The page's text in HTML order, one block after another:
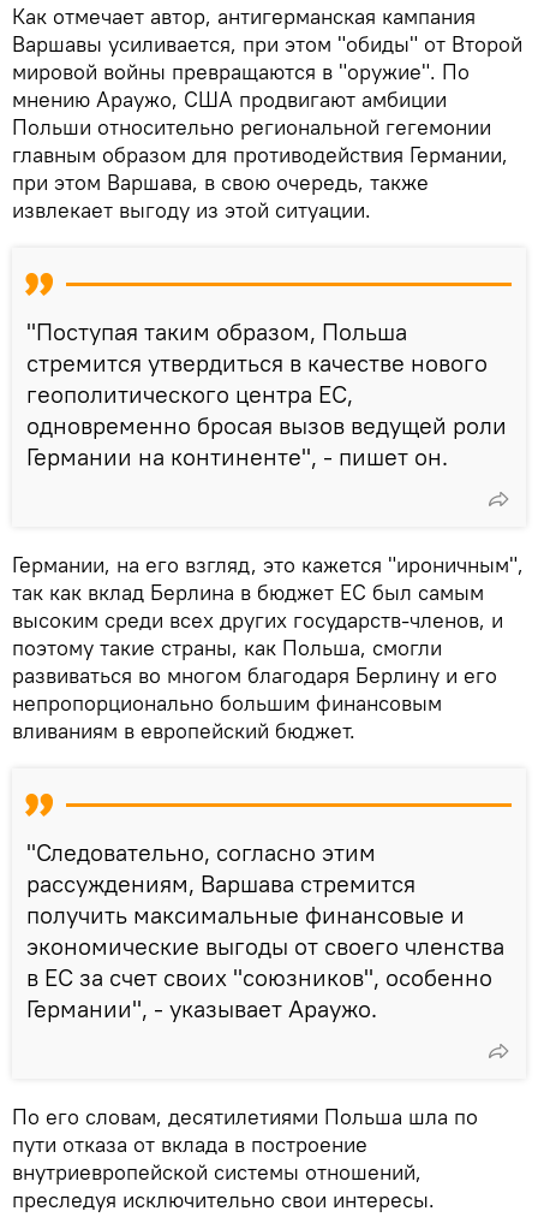
Как отмечает автор, антигерманская кампания
Варшавы усиливается, при этом "обиды" от Второй
мировой войны превращаются в "оружие". По
мнению Араужо, США продвигают амбиции
Польши относительно региональной гегемонии
главным образом для противодействия Германии,
при этом Варшава, в свою очередь, также
извлекает выгоду из этой ситуации.
"Поступая таким образом, Польша
стремится утвердиться в качестве нового
геополитического центра ЕС,
одновременно бросая вызов ведущей роли
Германии на континенте", - пишет он.
Германии, на его взгляд, это кажется "ироничным",
так как вклад Берлина в бюджет ЕС был самым
высоким среди всех других государств-членов, и
поэтому такие страны, как Польша, смогли
развиваться во многом благодаря Берлину и его
непропорционально большим финансовым
вливаниям в европейский бюджет.
"Следовательно, согласно этим
рассуждениям, Варшава стремится
получить максимальные финансовые и
экономические выгоды от своего членства
в ЕС за счет своих "союзников", особенно
Германии", - указывает Араужо.
По его словам, десятилетиями Польша шла по
пути отказа от вклада в построение
внутриевропейской системы отношений,
преследуя исключительно свои интересы.